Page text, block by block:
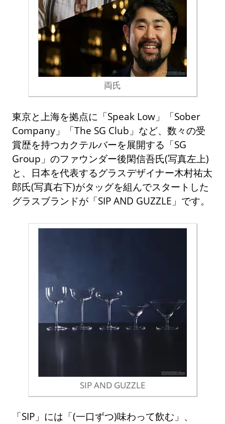
両氏
東京と上海を拠点に「Speak Low」「Sober
Company」「The SG Club」など、数々の受
賞歴を持つカクテルバーを展開する「SG
Group」のファウンダー後閑信吾氏(写真左上)
と、日本を代表するグラスデザイナー木村祐太
郎氏(写真右下)がタッグを組んでスタートした
グラスブランドが「SIP AND GUZZLE」です。
SIP AND GUZZLE
「SIP」には「(一口ずつ)味わって飲む」、